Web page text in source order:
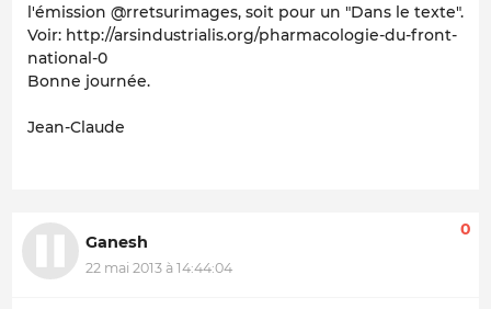
l'émission @rretsurimages, soit pour un "Dans le texte".
Voir: http://arsindustrialis.org/pharmacologie-du-front-
national-0
Bonne journée.
Jean-Claude
Ganesh
22 mai 2013 à 14:44:04
0